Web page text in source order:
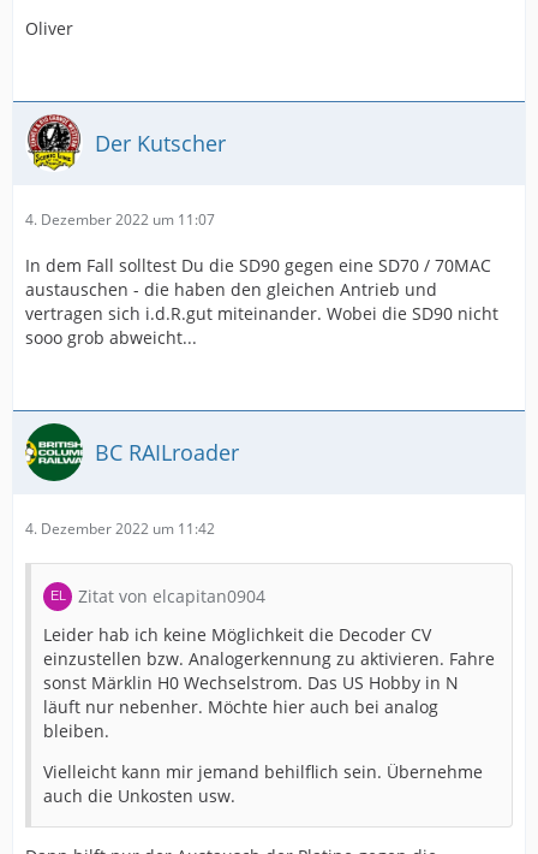
Oliver
Der Kutscher
4. Dezember 2022 um 11:07
In dem Fall solltest Du die SD90 gegen eine SD70 / 70MAC
austauschen - die haben den gleichen Antrieb und
vertragen sich i.d.R.gut miteinander. Wobei die SD90 nicht
sooo grob abweicht...
BC RAILroader
4. Dezember 2022 um 11:42
Zitat von elcapitan0904
Leider hab ich keine Möglichkeit die Decoder CV
einzustellen bzw. Analogerkennung zu aktivieren. Fahre
sonst Märklin H0 Wechselstrom. Das US Hobby in N
läuft nur nebenher. Möchte hier auch bei analog
bleiben.
Vielleicht kann mir jemand behilflich sein. Übernehme
auch die Unkosten usw.